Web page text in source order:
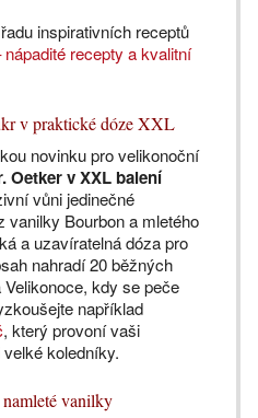
inspirativních receptů
nápadité recepty a kvalitní
v praktické dóze XXL
novinku pro velikonoční
Oetker v XXL balení
vůni jedinečné
vanilky Bourbon a mletého
a uzavíratelná dóza pro
nahradí 20 běžných
kdy se peče
například
, který provoní vaši
koledníky.
vanilky